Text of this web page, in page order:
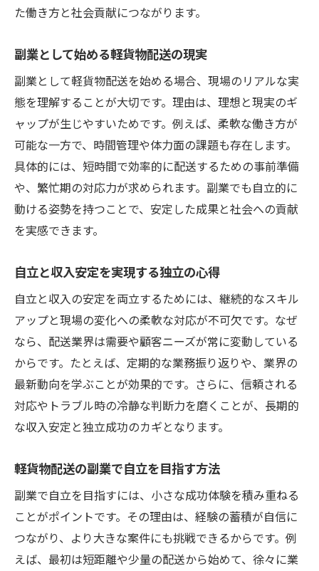
た働き方と社会貢献につながります。
副業として始める軽貨物配送の現実
副業として軽貨物配送を始める場合、現場のリアルな実
態を理解することが大切です。理由は、理想と現実のギ
ャップが生じやすいためです。例えば、柔軟な働き方が
可能な一方で、時間管理や体力面の課題も存在します。
具体的には、短時間で効率的に配送するための事前準備
や、繁忙期の対応力が求められます。副業でも自立的に
動ける姿勢を持つことで、安定した成果と社会への貢献
を実感できます。
自立と収入安定を実現する独立の心得
自立と収入の安定を両立するためには、継続的なスキル
アップと現場の変化への柔軟な対応が不可欠です。なぜ
なら、配送業界は需要や顧客ニーズが常に変動している
からです。たとえば、定期的な業務振り返りや、業界の
最新動向を学ぶことが効果的です。さらに、信頼される
対応やトラブル時の冷静な判断力を磨くことが、長期的
な収入安定と独立成功のカギとなります。
軽貨物配送の副業で自立を目指す方法
副業で自立を目指すには、小さな成功体験を積み重ねる
ことがポイントです。その理由は、経験の蓄積が自信に
つながり、より大きな案件にも挑戦できるからです。例
えば、最初は短距離や少量の配送から始めて、徐々に業